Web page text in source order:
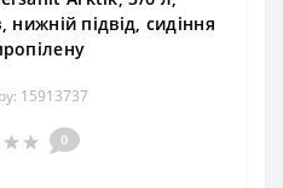
підвід, сидіння
15913737
0